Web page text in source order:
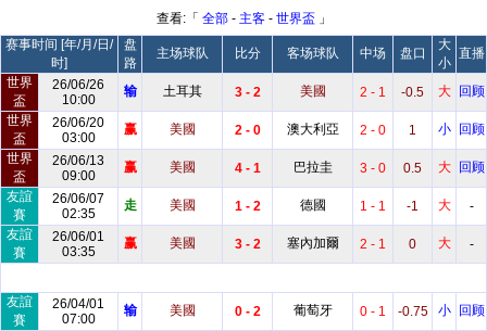
查看:「 全部- 主客- 世界盃 」
赛事时间 [年/月/日/
时]
盘
路
主场球队 比分 客场球队 中场 盘口
大
小
直播
世界
盃
26/06/26
10:00
输 土耳其 3 - 2 美國 2 - 1 -0.5 大
回顾
世界
盃
26/06/20
03:00
赢 美國 2 - 0 澳大利亞 2 - 0 1 小
回顾
世界
盃
26/06/13
09:00
赢 美國 4 - 1 巴拉圭 3 - 0 0.5 大
回顾
友誼
賽
26/06/07
02:35
走 美國 1 - 2 德國 1 - 1 -1 大
-
友誼
賽
26/06/01
03:35
赢 美國 3 - 2 塞內加爾 2 - 1 0 大 -
友誼
賽
26/04/01
07:00
输 美國 0 - 2 葡萄牙 0 - 1 -0.75 小
回顾